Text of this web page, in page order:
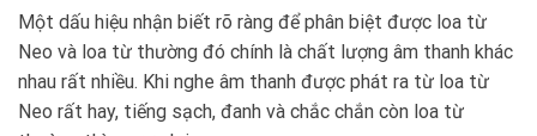
Một dấu hiệu nhận biết rõ ràng để phân biệt được loa từ
Neo và loa từ thường đó chính là chất lượng âm thanh khác
nhau rất nhiều. Khi nghe âm thanh được phát ra từ loa từ
Neo rất hay, tiếng sạch, đanh và chắc chắn còn loa từ